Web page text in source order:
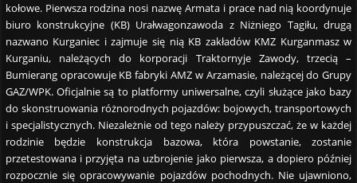
kołowe. Pierwsza rodzina nosi nazwę Armata i prace nad nią koordynuje
biuro konstrukcyjne (KB) Urałwagonzawoda z Niżniego Tagiłu, drugą
nazwano Kurganiec i zajmuje się nią KB zakładów KMZ Kurganmasz w
Kurganiu, należących do korporacji Traktornyje Zawody, trzecią –
Bumierang opracowuje KB fabryki AMZ w Arzamasie, należącej do Grupy
GAZ/WPK. Oficjalnie są to platformy uniwersalne, czyli służące jako bazy
do skonstruowania różnorodnych pojazdów: bojowych, transportowych
i specjalistycznych. Niezależnie od tego należy przypuszczać, że w każdej
rodzinie będzie konstrukcja bazowa, która powstanie, zostanie
przetestowana i przyjęta na uzbrojenie jako pierwsza, a dopiero później
rozpocznie się opracowywanie pojazdów pochodnych. Nie ujawniono,